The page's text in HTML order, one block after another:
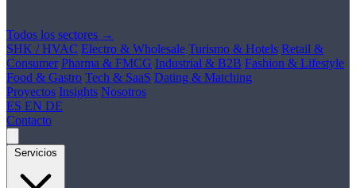
Todos los sectores →
SHK / HVAC Electro & Wholesale Turismo & Hotels Retail &
Consumer Pharma & FMCG Industrial & B2B Fashion & Lifestyle
Food & Gastro Tech & SaaS Dating & Matching
Proyectos Insights Nosotros
ES EN DE
Contacto
Servicios